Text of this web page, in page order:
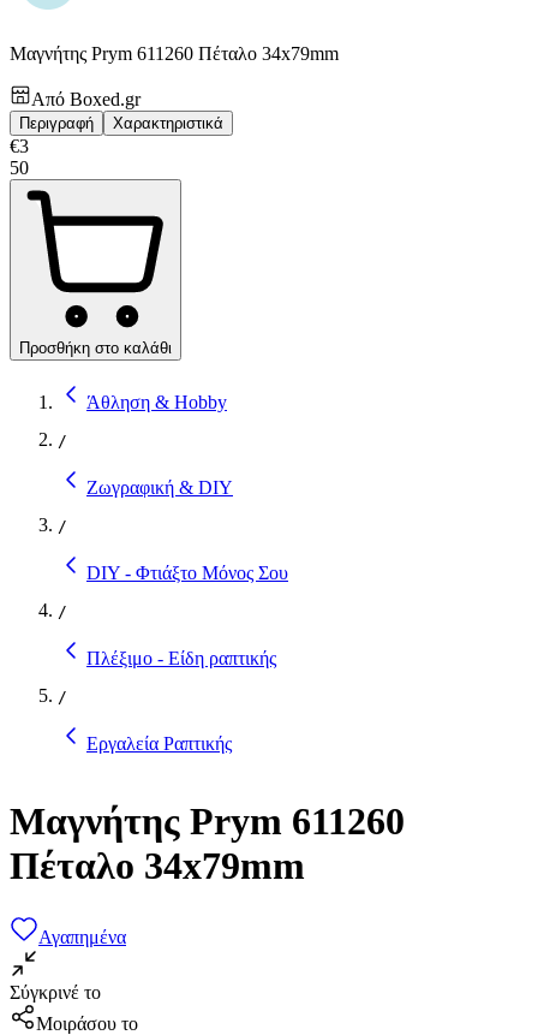
Μαγνήτης Prym 611260 Πέταλο 34x79mm
Από Boxed.gr
Περιγραφή Χαρακτηριστικά
€3
50
Προσθήκη στο καλάθι
Άθληση & Hobby
/
Ζωγραφική & DIY
/
DIY - Φτιάξτο Μόνος Σου
/
Πλέξιμο - Είδη ραπτικής
/
Εργαλεία Ραπτικής
Μαγνήτης Prym 611260
Πέταλο 34x79mm
Αγαπημένα
Σύγκρινέ το
Μοιράσου το